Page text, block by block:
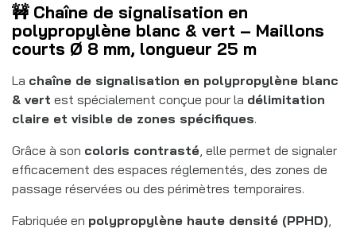
🚧 Chaîne de signalisation en
polypropylène blanc & vert – Maillons
courts Ø 8 mm, longueur 25 m
La chaîne de signalisation en polypropylène blanc
& vert est spécialement conçue pour la délimitation
claire et visible de zones spécifiques.
Grâce à son coloris contrasté , elle permet de signaler
efficacement des espaces réglementés, des zones de
passage réservées ou des périmètres temporaires.
Fabriquée en polypropylène haute densité (PPHD)